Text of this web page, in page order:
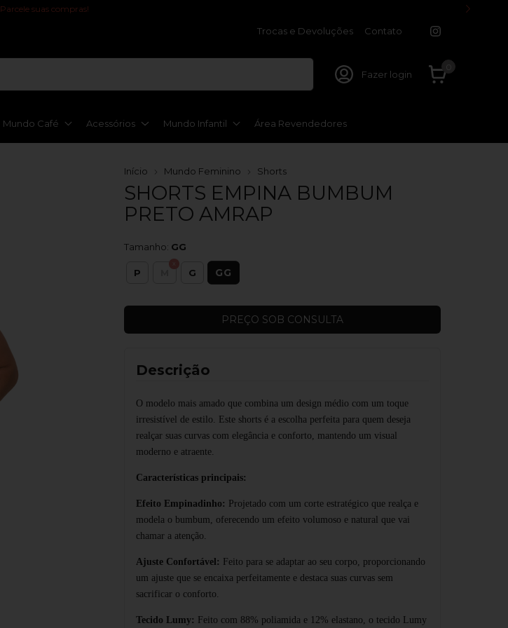
Parcele suas compras!
Trocas e Devoluções Contato
Fazer login
Mundo Café Acessórios Mundo Infantil Área Revendedores
Início Mundo Feminino Shorts
SHORTS EMPINA BUMBUM
PRETO AMRAP
Tamanho: GG
P G GG
Descrição
O modelo mais amado que combina um design médio com um toque
irresistível de estilo. Este shorts é a escolha perfeita para quem deseja
realçar suas curvas com elegância e conforto, mantendo um visual
moderno e atraente.
Características principais:
Efeito Empinadinho: Projetado com um corte estratégico que realça e
modela o bumbum, oferecendo um efeito volumoso e natural que vai
chamar a atenção.
Ajuste Confortável: Feito para se adaptar ao seu corpo, proporcionando
um ajuste que se encaixa perfeitamente e destaca suas curvas sem
sacrificar o conforto.
Tecido Lumy: Feito com 88% poliamida e 12% elastano, o tecido Lumy